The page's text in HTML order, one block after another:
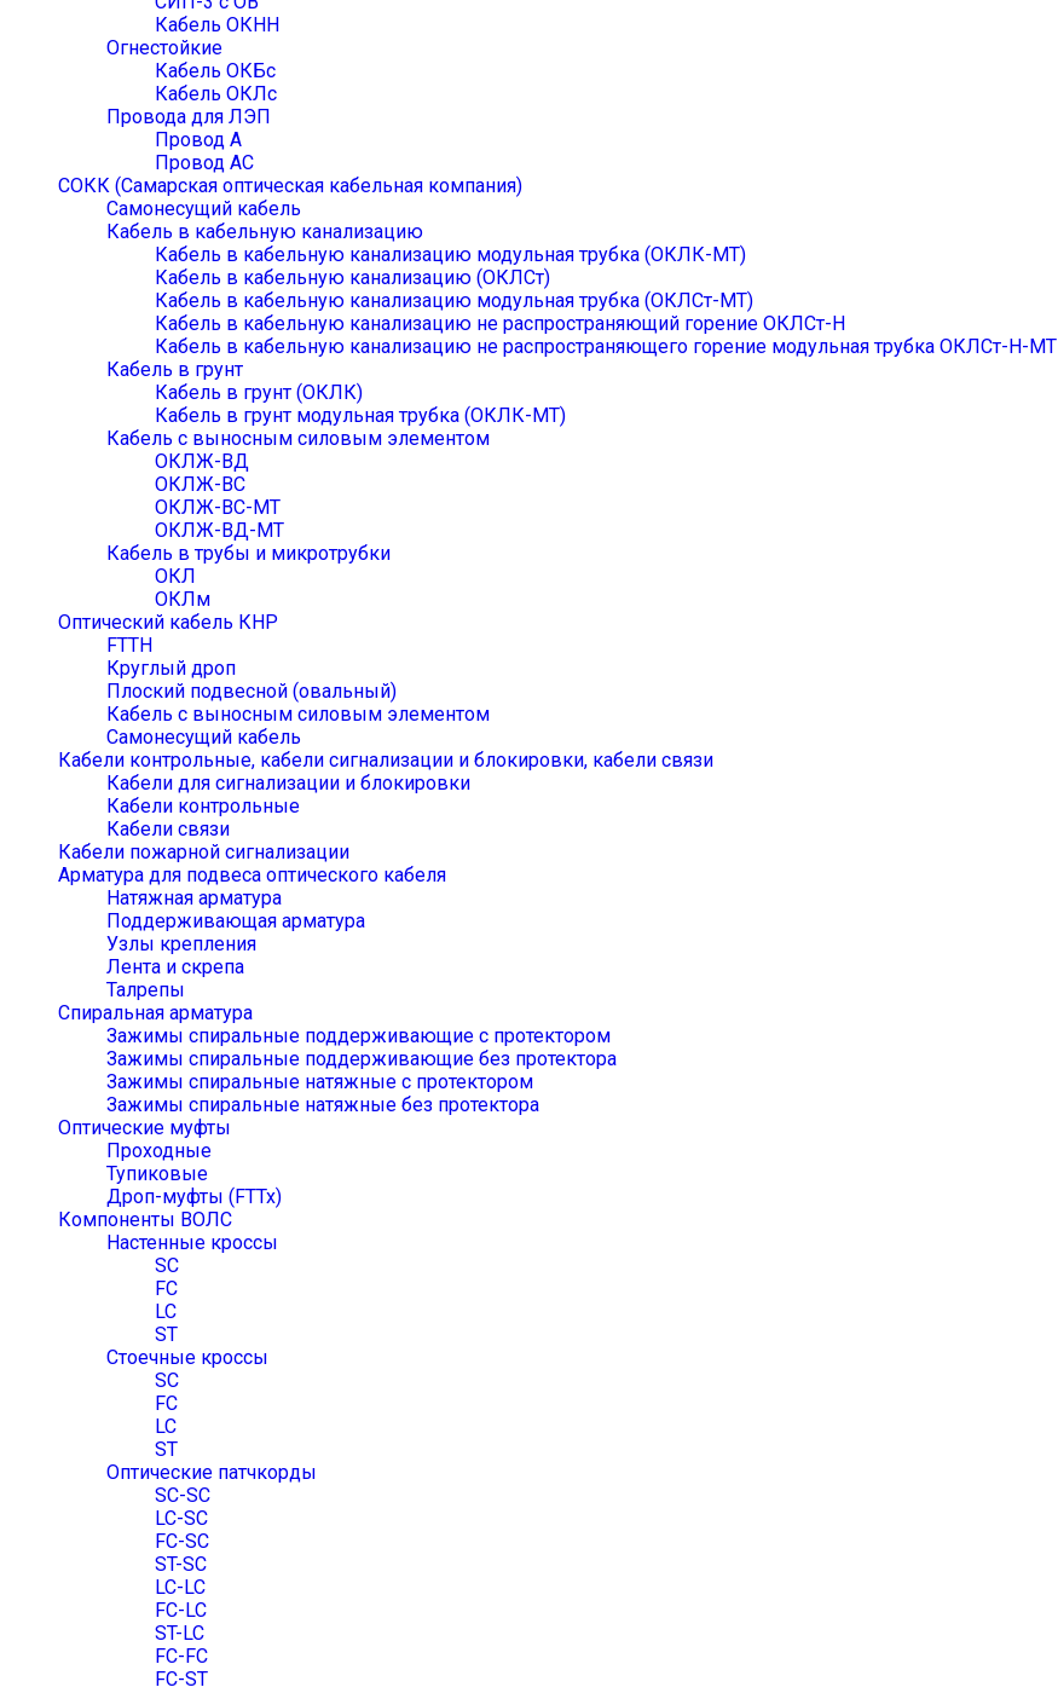
Кабель ОКНН
Огнестойкие
Кабель ОКБc
Кабель ОКЛc
Провода для ЛЭП
Провод А
Провод АС
СОКК (Самарская оптическая кабельная компания)
Самонесущий кабель
Кабель в кабельную канализацию
Кабель в кабельную канализацию модульная трубка (ОКЛК-МТ)
Кабель в кабельную канализацию (ОКЛСт)
Кабель в кабельную канализацию модульная трубка (ОКЛСт-МТ)
Кабель в кабельную канализацию не распространяющий горение ОКЛСт-Н
Кабель в кабельную канализацию не распространяющего горение модульная трубка ОКЛСт-Н-МТ
Кабель в грунт
Кабель в грунт (ОКЛК)
Кабель в грунт модульная трубка (ОКЛК-МТ)
Кабель с выносным силовым элементом
ОКЛЖ-ВД
ОКЛЖ-ВС
ОКЛЖ-ВС-МТ
ОКЛЖ-ВД-МТ
Кабель в трубы и микротрубки
ОКЛ
ОКЛм
Оптический кабель КНР
FTTH
Круглый дроп
Плоский подвесной (овальный)
Кабель с выносным силовым элементом
Самонесущий кабель
Кабели контрольные, кабели сигнализации и блокировки, кабели связи
Кабели для сигнализации и блокировки
Кабели контрольные
Кабели связи
Кабели пожарной сигнализации
Арматура для подвеса оптического кабеля
Натяжная арматура
Поддерживающая арматура
Узлы крепления
Лента и скрепа
Талрепы
Спиральная арматура
Зажимы спиральные поддерживающие с протектором
Зажимы спиральные поддерживающие без протектора
Зажимы спиральные натяжные с протектором
Зажимы спиральные натяжные без протектора
Оптические муфты
Проходные
Тупиковые
Дроп-муфты (FTTx)
Компоненты ВОЛС
Настенные кроссы
SC
FC
LC
ST
Стоечные кроссы
SC
FC
LC
ST
Оптические патчкорды
SC-SC
LC-SC
FC-SC
ST-SC
LC-LC
FC-LC
ST-LC
FC-FC
FC-ST